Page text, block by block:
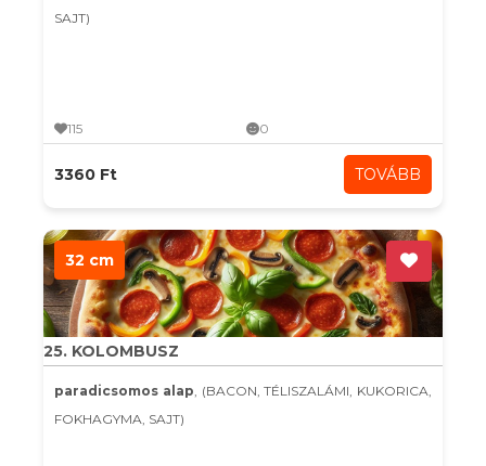
SAJT)
115 0
3360 Ft TOVÁBB
32 cm
25. KOLOMBUSZ
paradicsomos alap, (BACON, TÉLISZALÁMI, KUKORICA,
FOKHAGYMA, SAJT)